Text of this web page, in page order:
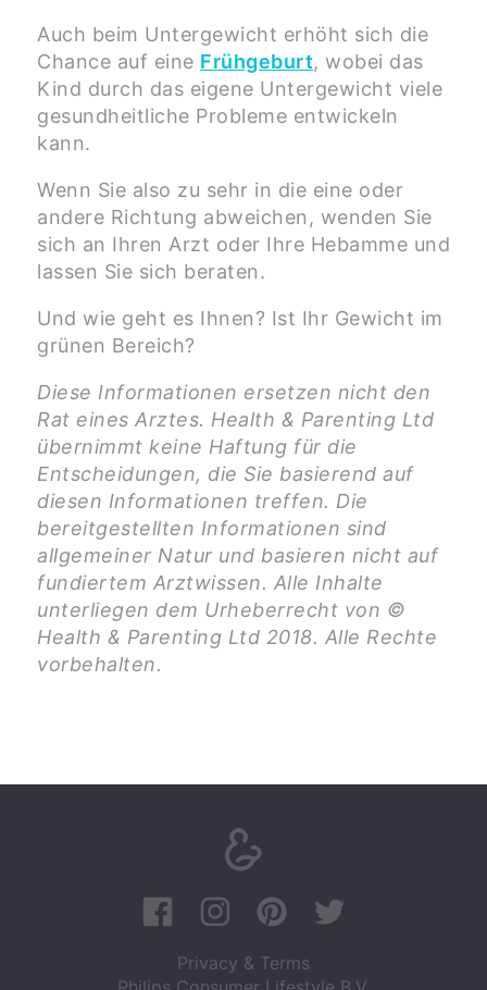
Auch beim Untergewicht erhöht sich die
Chance auf eine Frühgeburt, wobei das
Kind durch das eigene Untergewicht viele
gesundheitliche Probleme entwickeln
kann.
Wenn Sie also zu sehr in die eine oder
andere Richtung abweichen, wenden Sie
sich an Ihren Arzt oder Ihre Hebamme und
lassen Sie sich beraten.
Und wie geht es Ihnen? Ist Ihr Gewicht im
grünen Bereich?
Diese Informationen ersetzen nicht den
Rat eines Arztes. Health & Parenting Ltd
übernimmt keine Haftung für die
Entscheidungen, die Sie basierend auf
diesen Informationen treffen. Die
bereitgestellten Informationen sind
allgemeiner Natur und basieren nicht auf
fundiertem Arztwissen. Alle Inhalte
unterliegen dem Urheberrecht von ©
Health & Parenting Ltd 2018. Alle Rechte
vorbehalten.
Privacy & Terms